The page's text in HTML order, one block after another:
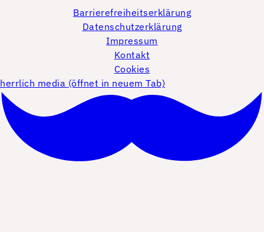
Barrierefreiheitserklärung
Datenschutzerklärung
Impressum
Kontakt
Cookies
herrlich media (öffnet in neuem Tab)